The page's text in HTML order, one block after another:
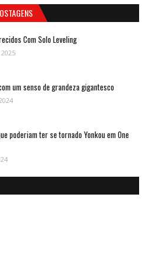
Com Solo Leveling
um senso de grandeza gigantesco
poderiam ter se tornado Yonkou em One